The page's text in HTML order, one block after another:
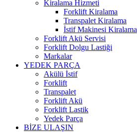
Kiralama Hizmeti
Forklift Kiralama
Transpalet Kiralama
İstif Makinesi Kiralama
Forklift Akü Servisi
Forklift Dolgu Lastiği
Markalar
YEDEK PARÇA
Akülü İstif
Forklift
Transpalet
Forklift Akü
Forklift Lastik
Yedek Parça
BİZE ULAŞIN